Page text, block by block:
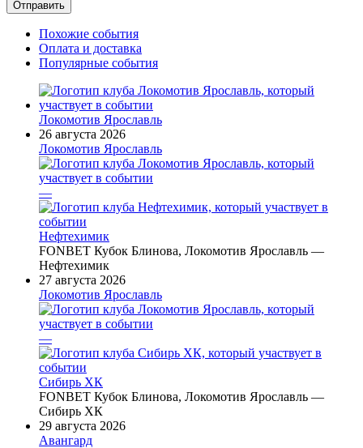
Похожие события
Оплата и доставка
Популярные события
Локомотив Ярославль
26 августа 2026
Локомотив Ярославль
—
Нефтехимик
FONBET Кубок Блинова, Локомотив Ярославль —
Нефтехимик
27 августа 2026
Локомотив Ярославль
—
Сибирь ХК
FONBET Кубок Блинова, Локомотив Ярославль —
Сибирь ХК
29 августа 2026
Авангард